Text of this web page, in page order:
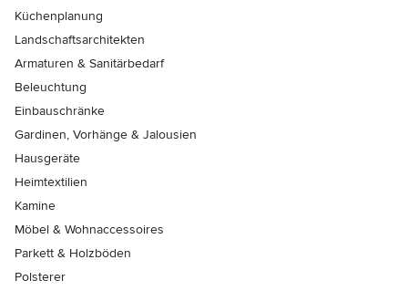
Küchenplanung
Landschaftsarchitekten
Armaturen & Sanitärbedarf
Beleuchtung
Einbauschränke
Gardinen, Vorhänge & Jalousien
Hausgeräte
Heimtextilien
Kamine
Möbel & Wohnaccessoires
Parkett & Holzböden
Polsterer